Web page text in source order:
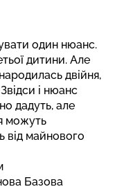
один нюанс.
дитини. Але
двійня,
і нюанс
дадуть, але
можуть
від майнового
Базова